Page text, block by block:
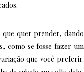
que quer prender, dando
como se fosse fazer um
que você preferir.